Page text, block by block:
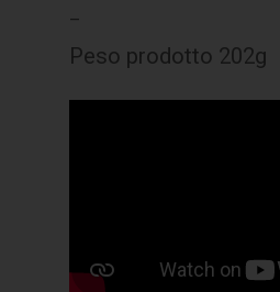
–
Peso prodotto 202g